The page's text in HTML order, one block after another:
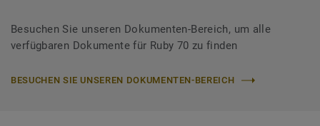
Besuchen Sie unseren Dokumenten-Bereich, um alle
verfügbaren Dokumente für Ruby 70 zu finden
BESUCHEN SIE UNSEREN DOKUMENTEN-BEREICH